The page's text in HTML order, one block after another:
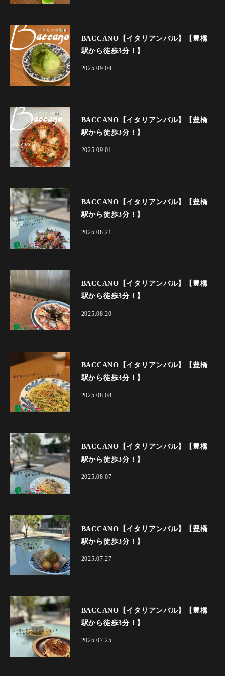
BACCANO【イタリアンバル】【豊橋
駅から徒歩3分！】
2025.09.04
BACCANO【イタリアンバル】【豊橋
駅から徒歩3分！】
2025.09.01
BACCANO【イタリアンバル】【豊橋
駅から徒歩3分！】
2025.08.21
BACCANO【イタリアンバル】【豊橋
駅から徒歩3分！】
2025.08.20
BACCANO【イタリアンバル】【豊橋
駅から徒歩3分！】
2025.08.08
BACCANO【イタリアンバル】【豊橋
駅から徒歩3分！】
2025.08.07
BACCANO【イタリアンバル】【豊橋
駅から徒歩3分！】
2025.07.27
BACCANO【イタリアンバル】【豊橋
駅から徒歩3分！】
2025.07.25